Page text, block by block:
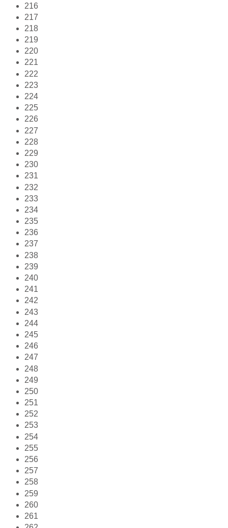
216
217
218
219
220
221
222
223
224
225
226
227
228
229
230
231
232
233
234
235
236
237
238
239
240
241
242
243
244
245
246
247
248
249
250
251
252
253
254
255
256
257
258
259
260
261